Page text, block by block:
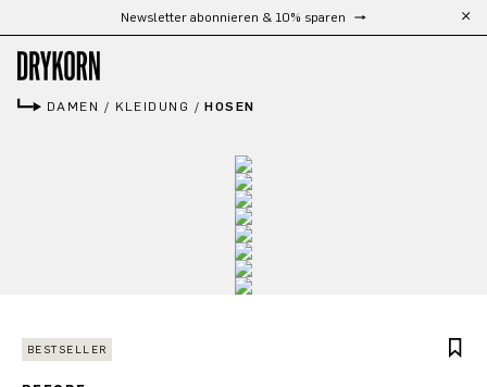
Zum Hauptinhalt springen
Kostenloser Versand ab 300 €
DAMEN / KLEIDUNG /HOSEN
BESTSELLER